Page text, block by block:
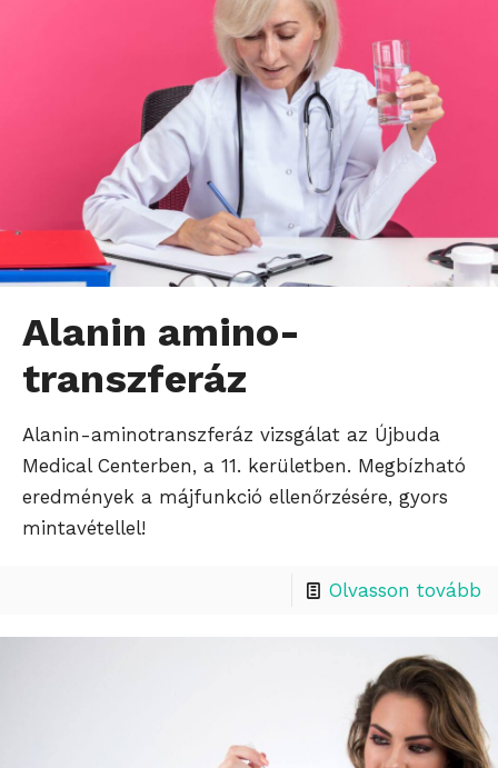
Alanin amino-
transzferáz
Alanin-aminotranszferáz vizsgálat az Újbuda
Medical Centerben, a 11. kerületben. Megbízható
eredmények a májfunkció ellenőrzésére, gyors
mintavétellel!
Olvasson tovább